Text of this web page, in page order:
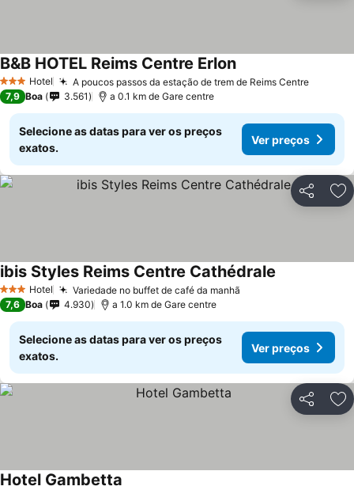
3 EstrelasHotel A poucos passos da estação de trem de Reims Centre
B&B HOTEL Reims Centre Erlon
7,9 Boa 3.561 a 0.1 km de Gare centre
Selecione as datas para ver os preços
exatos.
Ver preços
Partilhar
3 EstrelasHotel Variedade no buffet de café da manhã
ibis Styles Reims Centre Cathédrale
7,6 Boa 4.930 a 1.0 km de Gare centre
Selecione as datas para ver os preços
exatos.
Ver preços
Partilhar
Hotel Gambetta